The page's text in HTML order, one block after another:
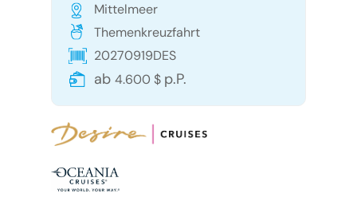
Mittelmeer
Themenkreuzfahrt
20270919DES
ab 4.600 $ p.P.